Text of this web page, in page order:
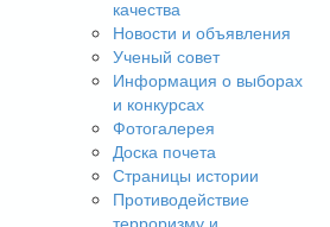
качества
Новости и объявления
Ученый совет
Информация о выборах
и конкурсах
Фотогалерея
Доска почета
Страницы истории
Противодействие
терроризму и